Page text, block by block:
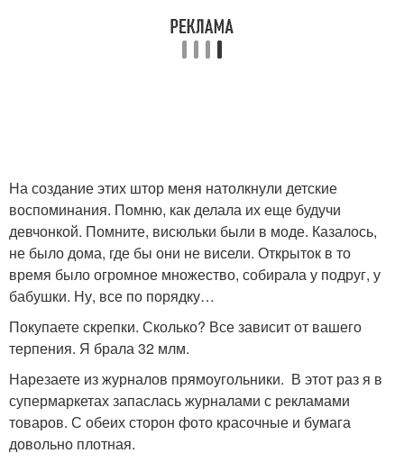
На создание этих штор меня натолкнули детские
воспоминания. Помню, как делала их еще будучи
девчонкой. Помните, висюльки были в моде. Казалось,
не было дома, где бы они не висели. Открыток в то
время было огромное множество, собирала у подруг, у
бабушки. Ну, все по порядку…
Покупаете скрепки. Сколько? Все зависит от вашего
терпения. Я брала 32 млм.
Нарезаете из журналов прямоугольники. В этот раз я в
супермаркетах запаслась журналами с рекламами
товаров. С обеих сторон фото красочные и бумага
довольно плотная.